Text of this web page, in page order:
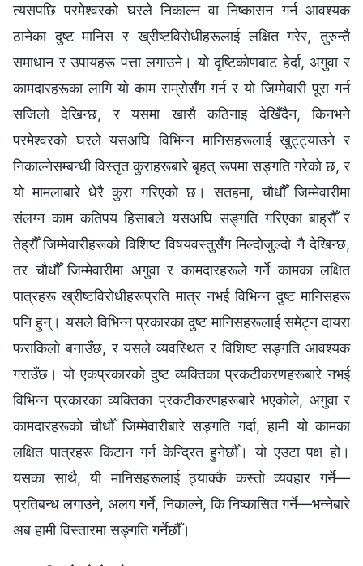
त्यसपछि परमेश्‍वरको घरले निकाल्न वा निष्कासन गर्न आवश्यक
ठानेका दुष्ट मानिस र ख्रीष्टविरोधीहरूलाई लक्षित गरेर, तुरुन्तै
समाधान र उपायहरू पत्ता लगाउने। यो दृष्टिकोणबाट हेर्दा, अगुवा र
कामदारहरूका लागि यो काम राम्रोसँग गर्न र यो जिम्मेवारी पूरा गर्न
सजिलो देखिन्छ, र यसमा खासै कठिनाइ देखिँदैन, किनभने
परमेश्‍वरको घरले यसअघि विभिन्न मानिसहरूलाई खुट्ट्याउने र
निकाल्नेसम्बन्धी विस्तृत कुराहरूबारे बृहत् रूपमा सङ्गति गरेको छ, र
यो मामलाबारे धेरै कुरा गरिएको छ। सतहमा, चौधौँ जिम्मेवारीमा
संलग्न काम कतिपय हिसाबले यसअघि सङ्गति गरिएका बाह्रौँ र
तेह्रौँ जिम्मेवारीहरूको विशिष्ट विषयवस्तुसँग मिल्दोजुल्दो नै देखिन्छ,
तर चौधौँ जिम्मेवारीमा अगुवा र कामदारहरूले गर्ने कामका लक्षित
पात्रहरू ख्रीष्टविरोधीहरूप्रति मात्र नभई विभिन्न दुष्ट मानिसहरू
पनि हुन्। यसले विभिन्न प्रकारका दुष्ट मानिसहरूलाई समेट्न दायरा
फराकिलो बनाउँछ, र यसले व्यवस्थित र विशिष्ट सङ्गति आवश्यक
गराउँछ। यो एकप्रकारको दुष्ट व्यक्तिका प्रकटीकरणहरूबारे नभई
विभिन्न प्रकारका व्यक्तिका प्रकटीकरणहरूबारे भएकोले, अगुवा र
कामदारहरूको चौधौँ जिम्मेवारीबारे सङ्गति गर्दा, हामी यो कामका
लक्षित पात्रहरू किटान गर्न केन्द्रित हुनेछौँ। यो एउटा पक्ष हो।
यसका साथै, यी मानिसहरूलाई ठ्याक्कै कस्तो व्यवहार गर्ने—
प्रतिबन्ध लगाउने, अलग गर्ने, निकाल्ने, कि निष्कासित गर्ने—भन्नेबारे
अब हामी विस्तारमा सङ्गति गर्नेछौँ।